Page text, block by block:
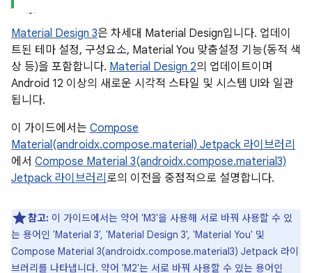
Material Design 3은 차세대 Material Design입니다. 업데이
트된 테마 설정, 구성요소, Material You 맞춤설정 기능(동적 색
상 등)을 포함합니다. Material Design 2의 업데이트이며
Android 12 이상의 새로운 시각적 스타일 및 시스템 UI와 일관
됩니다.
이 가이드에서는 Compose
Material(androidx.compose.material) Jetpack 라이브러리
에서 Compose Material 3(androidx.compose.material3)
Jetpack 라이브러리 로의 이전을 중점적으로 설명합니다.
참고: 이 가이드에서는 약어 'M3'을 사용해 서로 바꿔 사용할 수 있
는 용어인 'Material 3', 'Material Design 3', 'Material You' 및
Compose Material 3(androidx.compose.material3) Jetpack 라이
브러리를 나타냅니다. 약어 'M2'는 서로 바꿔 사용할 수 있는 용어인